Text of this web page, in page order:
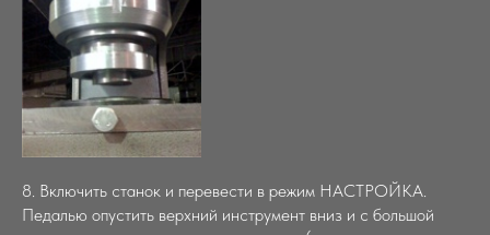
8. Включить станок и перевести в режим НАСТРОЙКА.
Педалью опустить верхний инструмент вниз и с большой